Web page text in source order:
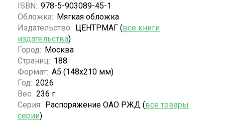
ISBN: 978-5-903089-45-1
Обложка: Мягкая обложка
Издательство: ЦЕНТРМАГ (все книги
издательства)
Город: Москва
Страниц: 188
Формат: А5 (148x210 мм)
Год: 2026
Вес: 236 г
Серия: Распоряжение ОАО РЖД (все товары
серии)